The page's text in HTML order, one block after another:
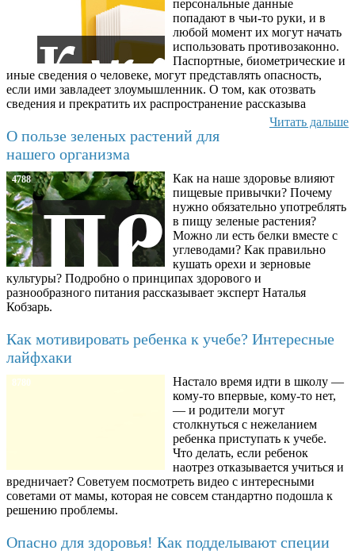
персональные данные
попадают в чьи-то руки, и в
любой момент их могут начать
использовать противозаконно.
Паспортные, биометрические и
иные сведения о человеке, могут представлять опасность,
если ими завладеет злоумышленник. О том, как отозвать
сведения и прекратить их распространение рассказыва
Читать дальше
О пользе зеленых растений для
нашего организма
4788
Как на наше здоровье влияют
пищевые привычки? Почему
нужно обязательно употреблять
в пищу зеленые растения?
Можно ли есть белки вместе с
углеводами? Как правильно
кушать орехи и зерновые
культуры? Подробно о принципах здорового и
разнообразного питания рассказывает эксперт Наталья
Кобзарь.
Как мотивировать ребенка к учебе? Интересные
лайфхаки
8780
Настало время идти в школу —
кому-то впервые, кому-то нет,
— и родители могут
столкнуться с нежеланием
ребенка приступать к учебе.
Что делать, если ребенок
наотрез отказывается учиться и
вредничает? Советуем посмотреть видео с интересными
советами от мамы, которая не совсем стандартно подошла к
решению проблемы.
Опасно для здоровья! Как подделывают специи